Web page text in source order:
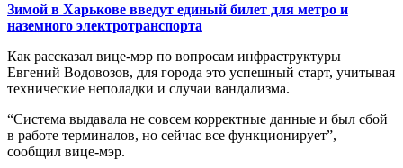
Зимой в Харькове введут единый билет для метро и
наземного электротранспорта
Как рассказал вице-мэр по вопросам инфраструктуры
Евгений Водовозов, для города это успешный старт, учитывая
технические неполадки и случаи вандализма.
“Система выдавала не совсем корректные данные и был сбой
в работе терминалов, но сейчас все функционирует”, –
сообщил вице-мэр.